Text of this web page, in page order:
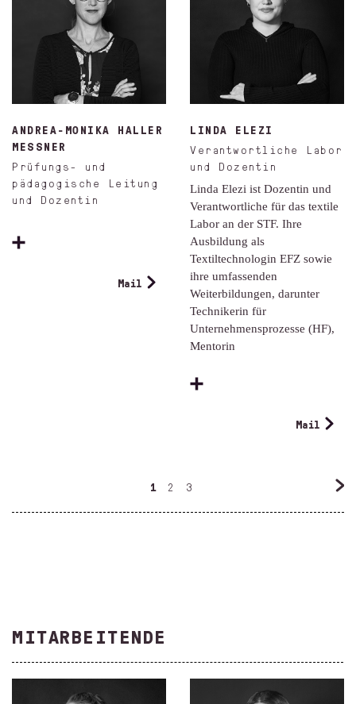
ANDREA-MONIKA HALLER
MESSNER
Prüfungs- und
pädagogische Leitung
und Dozentin
Mail
LINDA ELEZI
Verantwortliche Labor
und Dozentin
Linda Elezi ist Dozentin und
Verantwortliche für das textile
Labor an der STF. Ihre
Ausbildung als
Textiltechnologin EFZ sowie
ihre umfassenden
Weiterbildungen, darunter
Technikerin für
Unternehmensprozesse (HF),
Mentorin
Mail
1 2 3
MITARBEITENDE